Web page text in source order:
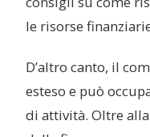
le risorse
D’altro canto, il
esteso e può
di attività. Oltre